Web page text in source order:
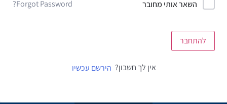
השאר אותי מחובר Forgot Password?
להתחבר
אין לך חשבון? הירשם עכשיו